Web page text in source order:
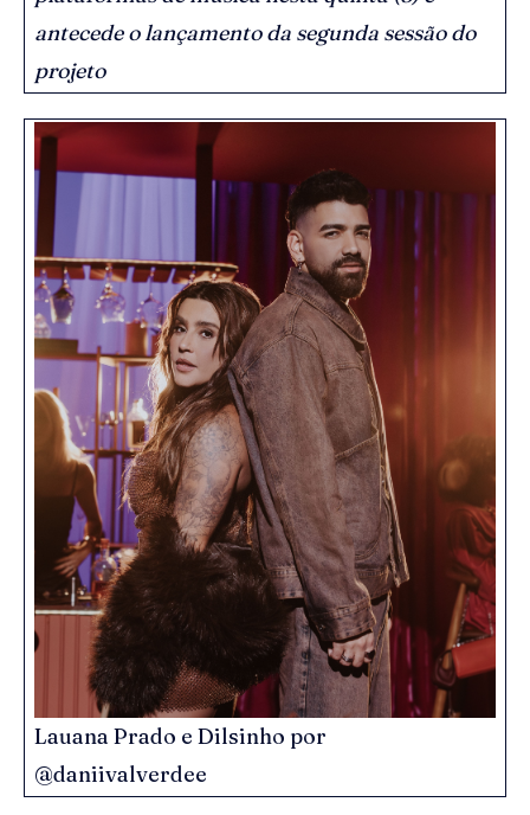
antecede o lançamento da segunda sessão do
projeto
Lauana Prado e Dilsinho por
@daniivalverdee